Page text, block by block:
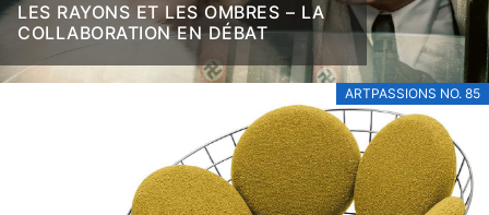
LES RAYONS ET LES OMBRES – LA
COLLABORATION EN DÉBAT
ARTPASSIONS NO. 85